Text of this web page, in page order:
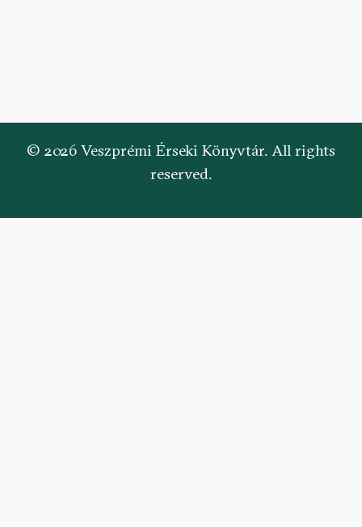
© 2026 Veszprémi Érseki Könyvtár. All rights
reserved.